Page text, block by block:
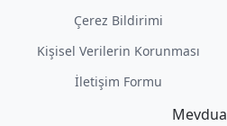
Çerez Bildirimi
Kişisel Verilerin Korunması
İletişim Formu